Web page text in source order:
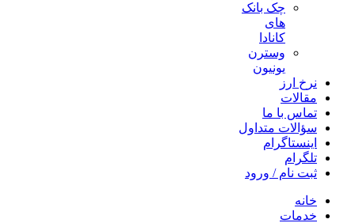
چک بانک
های
کانادا
وسترن
یونیون
نرخ ارز
مقالات
تماس با ما
سؤالات متداول
اینستاگرام
تلگرام
ثبت نام / ورود
خانه
خدمات